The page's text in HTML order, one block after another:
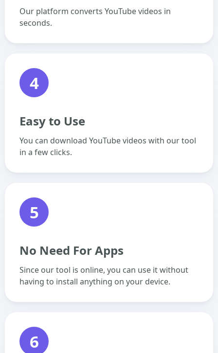
Our platform converts YouTube videos in
seconds.
4
Easy to Use
You can download YouTube videos with our tool
in a few clicks.
5
No Need For Apps
Since our tool is online, you can use it without
having to install anything on your device.
6